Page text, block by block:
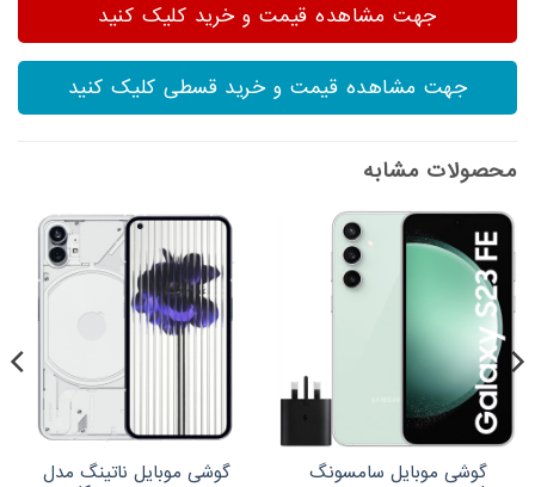
جهت مشاهده قیمت و خرید کلیک کنید
جهت مشاهده قیمت و خرید قسطی کلیک کنید
محصولات مشابه
گوشی موبایل سامسونگ گوشی موبایل ناتینگ مدل